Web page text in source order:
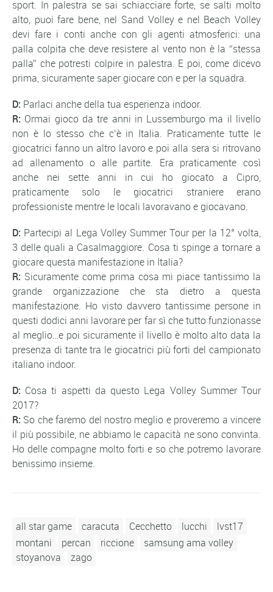
sport. In palestra se sai schiacciare forte, se salti molto
alto, puoi fare bene, nel Sand Volley e nel Beach Volley
devi fare i conti anche con gli agenti atmosferici: una
palla colpita che deve resistere al vento non è la “stessa
palla” che potresti colpire in palestra. E poi, come dicevo
prima, sicuramente saper giocare con e per la squadra.
D: Parlaci anche della tua esperienza indoor.
R: Ormai gioco da tre anni in Lussemburgo ma il livello
non è lo stesso che c’è in Italia. Praticamente tutte le
giocatrici fanno un altro lavoro e poi alla sera si ritrovano
ad allenamento o alle partite. Era praticamente così
anche nei sette anni in cui ho giocato a Cipro,
praticamente solo le giocatrici straniere erano
professioniste mentre le locali lavoravano e giocavano.
D: Partecipi al Lega Volley Summer Tour per la 12° volta,
3 delle quali a Casalmaggiore. Cosa ti spinge a tornare a
giocare questa manifestazione in Italia?
R: Sicuramente come prima cosa mi piace tantissimo la
grande organizzazione che sta dietro a questa
manifestazione. Ho visto davvero tantissime persone in
questi dodici anni lavorare per far sì che tutto funzionasse
al meglio…e poi sicuramente il livello è molto alto data la
presenza di tante tra le giocatrici più forti del campionato
italiano indoor.
D: Cosa ti aspetti da questo Lega Volley Summer Tour
2017?
R: So che faremo del nostro meglio e proveremo a vincere
il più possibile, ne abbiamo le capacità ne sono convinta.
Ho delle compagne molto forti e so che potremo lavorare
benissimo insieme.
all star game caracuta Cecchetto lucchi
lvst17
montani
percan riccione
samsung ama volley
stoyanova
zago